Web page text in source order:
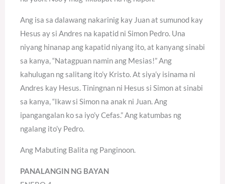
Ang isa sa dalawang nakarinig kay Juan at sumunod kay
Hesus ay si Andres na kapatid ni Simon Pedro. Una
niyang hinanap ang kapatid niyang ito, at kanyang sinabi
sa kanya, “Natagpuan namin ang Mesias!” Ang
kahulugan ng salitang ito’y Kristo. At siya’y isinama ni
Andres kay Hesus. Tiningnan ni Hesus si Simon at sinabi
sa kanya, “Ikaw si Simon na anak ni Juan. Ang
ipangangalan ko sa iyo’y Cefas.” Ang katumbas ng
ngalang ito’y Pedro.
Ang Mabuting Balita ng Panginoon.
PANALANGIN NG BAYAN